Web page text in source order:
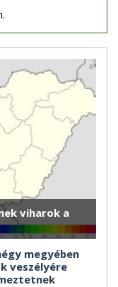
viharok a
megyében
veszélyére